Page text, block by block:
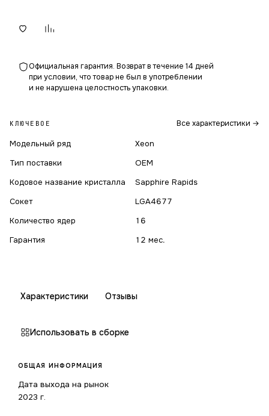
Официальная гарантия. Возврат в течение 14 дней
при условии, что товар не был в употреблении
и не нарушена целостность упаковки.
КЛЮЧЕВОЕ Все характеристики →
Модельный ряд
Xeon
Тип поставки
OEM
Кодовое название кристалла
Sapphire Rapids
Сокет
LGA4677
Количество ядер
16
Гарантия
12 мес.
Характеристики Отзывы
Использовать в сборке
ОБЩАЯ ИНФОРМАЦИЯ
Дата выхода на рынок
2023 г.